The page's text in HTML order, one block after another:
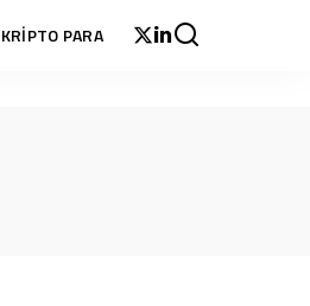
KRİPTO PARA